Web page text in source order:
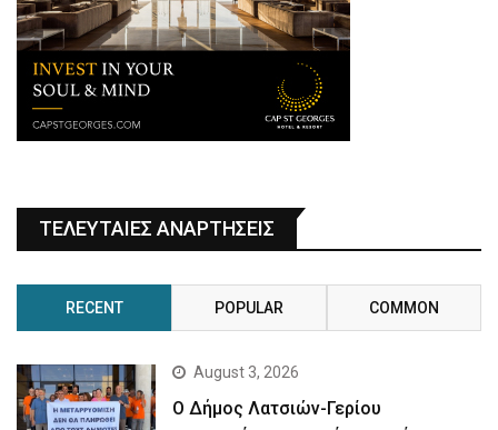
ΤΕΛΕΥΤΑΙΕΣ ΑΝΑΡΤΗΣΕΙΣ
RECENT POPULAR COMMON
August 3, 2026
Ο Δήμος Λατσιών-Γερίου